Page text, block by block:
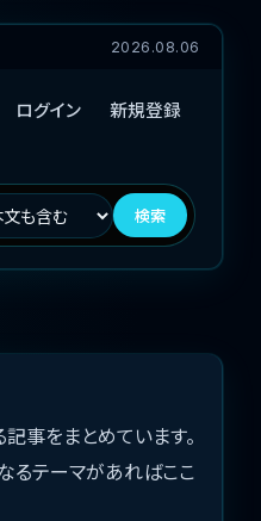
2026.08.06
ログイン 新規登録
検索
事をまとめています。
るテーマがあればここ